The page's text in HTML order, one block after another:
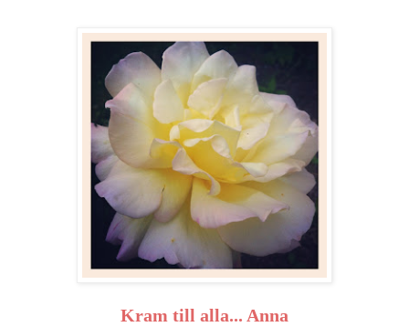
Kram till alla... Anna